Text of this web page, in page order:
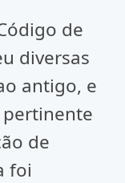
de
diversas
antigo, e
de
foi